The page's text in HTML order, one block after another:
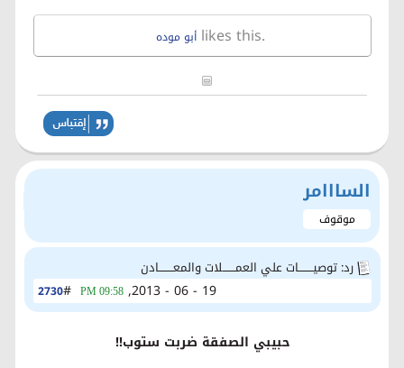
أبو موده likes this.
السااامر
موقوف
رد: توصيــــــــات علي العمـــــــلات والمعــــــــادن
2730# 19 - 06 - 2013,
09:58 PM
حبيبي الصفقة ضربت ستوب!!